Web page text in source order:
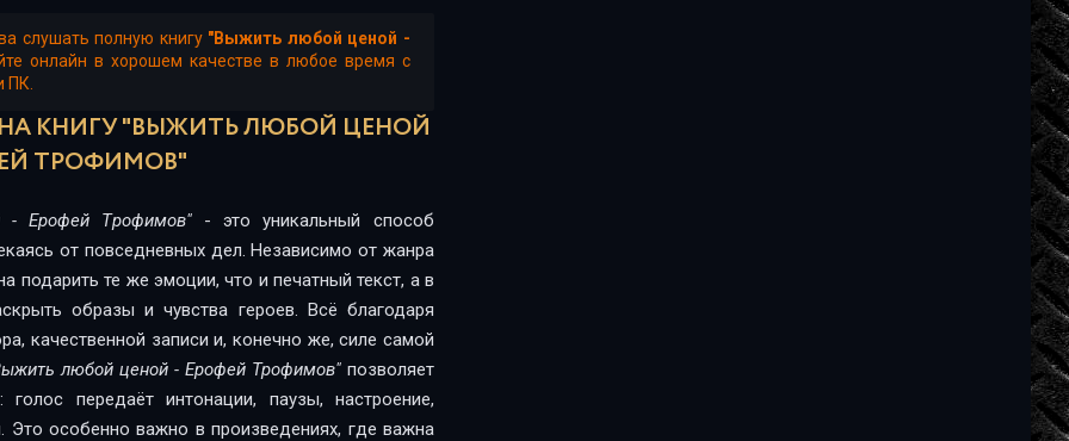
слушать полную книгу "Выжить любой ценой -
онлайн в хорошем качестве в любое время с
ПК.
КНИГУ "ВЫЖИТЬ ЛЮБОЙ ЦЕНОЙ
ТРОФИМОВ"
- Ерофей Трофимов"- это уникальный способ
от повседневных дел. Независимо от жанра
подарить те же эмоции, что и печатный текст, а в
образы и чувства героев. Всё благодаря
качественной записи и, конечно же, силе самой
любой ценой - Ерофей Трофимов" позволяет
передаёт интонации, паузы, настроение,
Это особенно важно в произведениях, где важна